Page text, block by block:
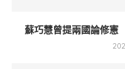
蘇巧慧曾提兩國論修